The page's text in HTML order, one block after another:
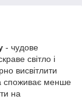
- чудове
світло і
висвітлити
споживає менше
на